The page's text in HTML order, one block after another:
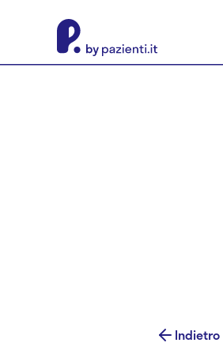
Indietro